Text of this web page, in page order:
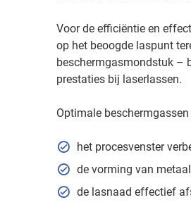
Voor de efficiëntie en
op het beoogde laspunt
beschermgasmondstuk –
prestaties bij laserlassen.
Optimale
het procesvenster
de vorming van
de lasnaad effectief